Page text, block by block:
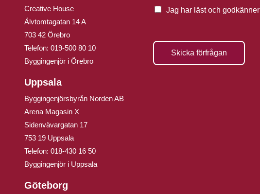
Creative House
Älvtomtagatan 14 A
703 42 Örebro
Telefon: 019-500 80 10
Byggingenjör i Örebro
Uppsala
Byggingenjörsbyrån Norden AB
Arena Magasin X
Sidenvävargatan 17
753 19 Uppsala
Telefon: 018-430 16 50
Byggingenjör i Uppsala
Göteborg
Jag har läst och godkänner
Skicka förfrågan